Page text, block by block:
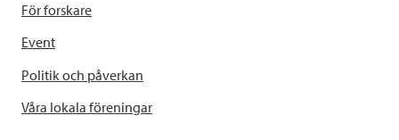
För forskare
Event
Politik och påverkan
Våra lokala föreningar